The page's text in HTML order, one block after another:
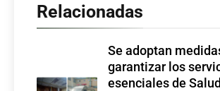
Relacionadas
Se adoptan
garantizar los
esenciales de